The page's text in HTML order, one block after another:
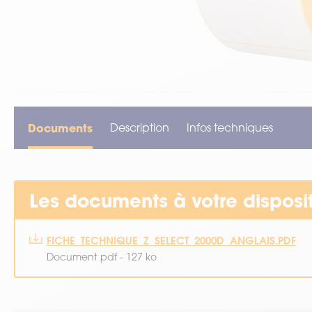
Documents Description Infos techniques
Les documents à votre
FICHE_TECHNIQUE_Z_SELECT_2000D_ANGLAIS.PDF
Document pdf - 127 ko